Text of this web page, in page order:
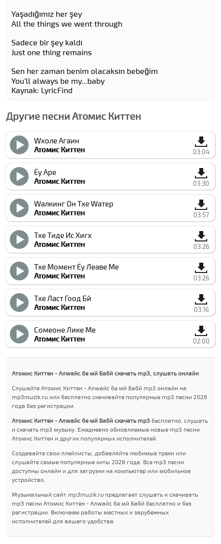
Yaşadığımız her şey
All the things we went through
Sadece bir şey kaldı
Just one thing remains
Sen her zaman benim olacaksın bebeğim
You'll always be my...baby
Kaynak: LyricFind
Другие песни Атомиc Киттен
Wхоле Агаин
Атомиc Киттен
03:04
Ёу Аре
Атомиc Киттен
03:30
Wалкинг Он Тхе Wатер
Атомиc Киттен
03:57
Тхе Тиде Ис Хигх
Атомиc Киттен
03:26
Тхе Момент Ёу Леаве Ме
Атомиc Киттен
03:26
Тхе Ласт Гоод Бй
Атомиc Киттен
03:16
Сомеоне Лике Ме
Атомиc Киттен
02:00
Атомиc Киттен - Алwайс бе мй Бабй скачать mp3, слушать онлайн
Слушайте Атомиc Киттен - Алwайс бе мй Бабй mp3 онлайн на
mp3muzik.ru или бесплатно скачивайте популярные mp3 песни 2026
года без регистрации.
Атомиc Киттен - Алwайс бе мй Бабй скачать mp3 бесплатно, слушать
и скачать mp3 музыку. Ежедневно обновляемые новые mp3 песни
Атомиc Киттен и других популярных исполнителей.
Создавайте свои плейлисты, добавляйте любимые треки или
слушайте самые популярные хиты 2026 года. Все mp3 песни
доступны онлайн и для загрузки на компьютер или мобильное
устройство.
Музыкальный сайт mp3muzik.ruпредлагает слушать и скачивать
mp3 песни Атомиc Киттен - Алwайс бе мй Бабй бесплатно и без
регистрации. Включаем работы местных и зарубежных
исполнителей для вашего удобства.